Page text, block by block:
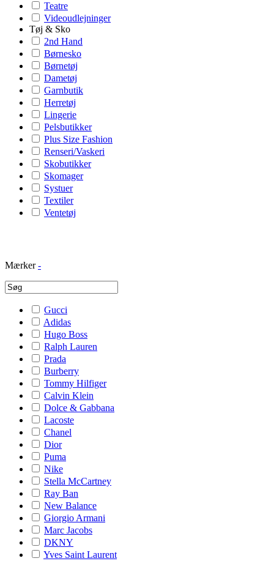
Teatre
Videoudlejninger
Tøj & Sko
2nd Hand
Børnesko
Børnetøj
Dametøj
Garnbutik
Herretøj
Lingerie
Pelsbutikker
Plus Size Fashion
Renseri/Vaskeri
Skobutikker
Skomager
Systuer
Textiler
Ventetøj
Mærker -
Gucci
Adidas
Hugo Boss
Ralph Lauren
Prada
Burberry
Tommy Hilfiger
Calvin Klein
Dolce & Gabbana
Lacoste
Chanel
Dior
Puma
Nike
Stella McCartney
Ray Ban
New Balance
Giorgio Armani
Marc Jacobs
DKNY
Yves Saint Laurent